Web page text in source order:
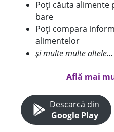
Poți căuta alimente
bare
Poți compara
alimentelor
și multe multe altele...
Află mai
Descarcă din
Google Play